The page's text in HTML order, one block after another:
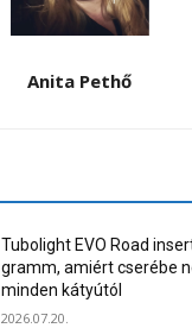
Anita Pethő
Tubolight EVO Road
gramm, amiért cserébe
minden kátyútól
2026.07.20.